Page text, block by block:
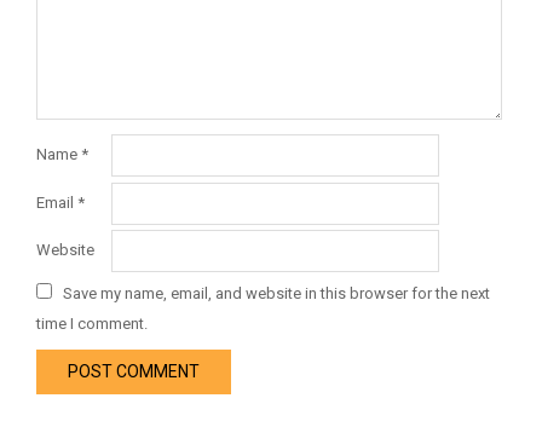
Name *
Email *
Website
Save my name, email, and website in this browser for the next
time I comment.